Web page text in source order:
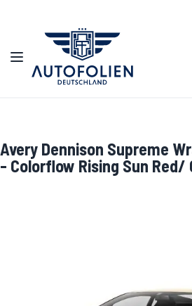
Navigation umschalten
Avery Dennison Supreme
- Colorflow Rising Sun Red/